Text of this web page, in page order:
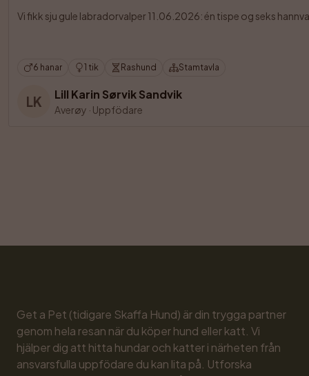
Vi fikk sju gule labradorvalper 11.06.2026: én tispe og seks
6 hanar 1 tik Rashund Stamtavla
LK Lill Karin Sørvik Sandvik
Averøy · Uppfödare
Get a Pet (tidigare Skaffa Hund) är din trygga partner
genom hela resan när du köper hund eller katt. Vi
hjälper dig att hitta hundar och katter i närheten från
ansvarsfulla uppfödare du kan lita på. Utforska